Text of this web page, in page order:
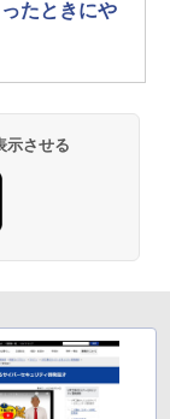
たときにや
示させる